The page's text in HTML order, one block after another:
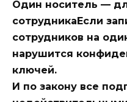
Один носитель —
сотрудникаЕсли
сотрудников на
нарушится
ключей.
И по закону все